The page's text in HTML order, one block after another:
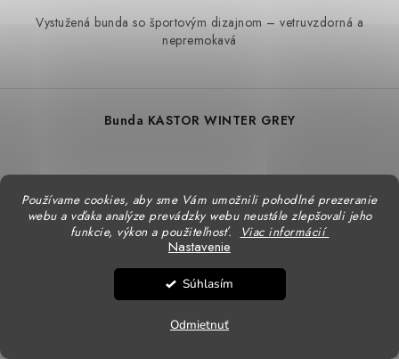
Používame cookies, aby sme Vám umožnili pohodlné prezeranie
webu a vďaka analýze prevádzky webu neustále zlepšovali jeho
funkcie, výkon a použiteľnosť.
Viac informácií
Nastavenie
Odmietnuť
Súhlasím
Vystužená bunda so športovým dizajnom – vetruvzdorná a
nepremokavá
Bunda KASTOR WINTER GREY